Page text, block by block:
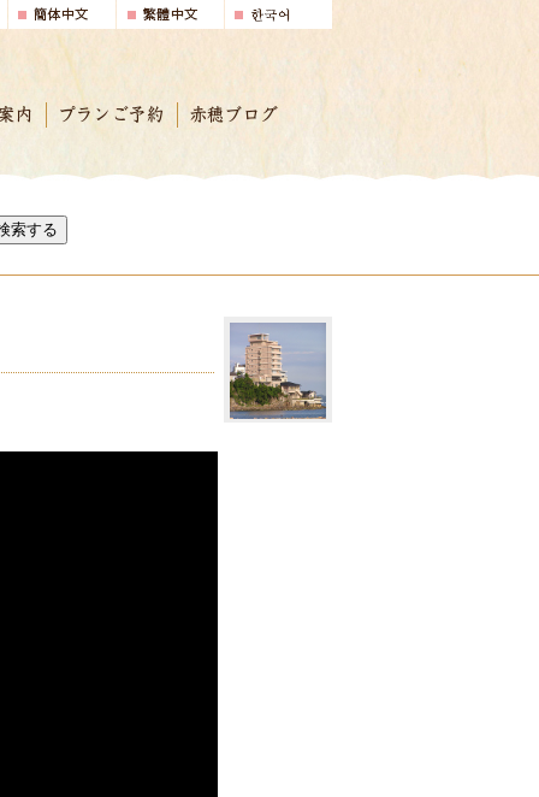
内 プランご予約 赤穂ブログ
索する